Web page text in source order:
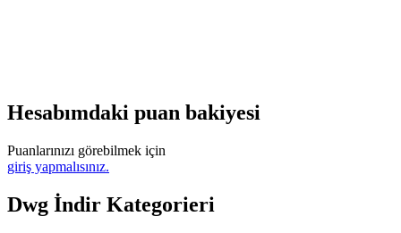
Hesabımdaki puan bakiyesi
Puanlarınızı görebilmek için
giriş yapmalısınız.
Dwg İndir Kategorieri